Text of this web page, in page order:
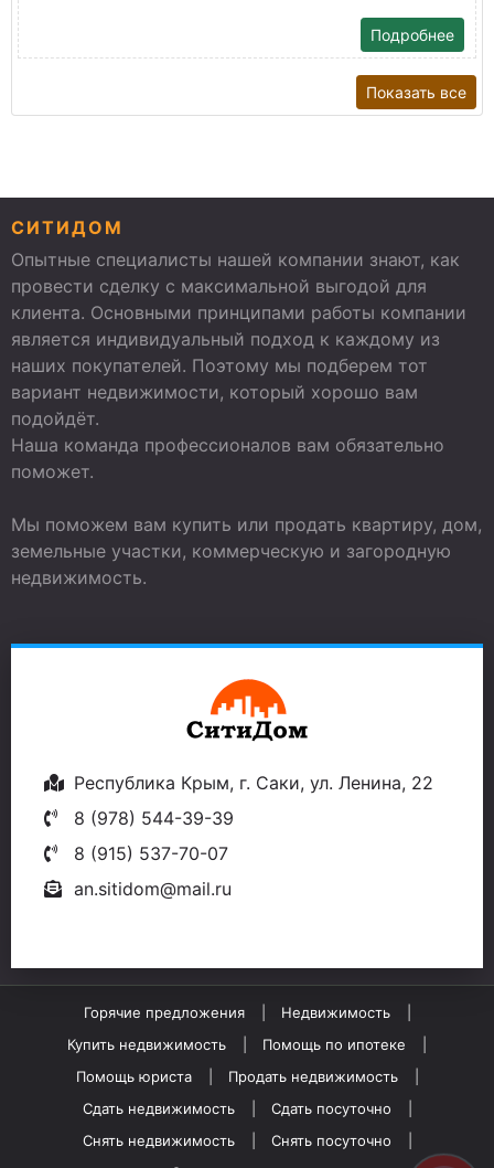
Подробнее
Показать все
СИТИДОМ
Опытные специалисты нашей компании знают, как
провести сделку с максимальной выгодой для
клиента. Основными принципами работы компании
является индивидуальный подход к каждому из
наших покупателей. Поэтому мы подберем тот
вариант недвижимости, который хорошо вам
подойдёт.
Наша команда профессионалов вам обязательно
поможет.
Мы поможем вам купить или продать квартиру, дом,
земельные участки, коммерческую и загородную
недвижимость.
Республика Крым, г. Саки, ул. Ленина, 22
8 (978) 544-39-39
8 (915) 537-70-07
an.sitidom@mail.ru
Горячие предложения
Недвижимость
Купить недвижимость
Помощь по ипотеке
Помощь юриста
Продать недвижимость
Сдать недвижимость
Сдать посуточно
Снять недвижимость
Снять посуточно